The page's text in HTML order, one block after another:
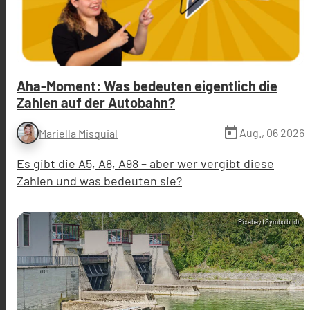
Aha-Moment: Was bedeuten eigentlich die
Zahlen auf der Autobahn?
Mariella Misquial today Aug., 06 2026
Es gibt die A5, A8, A98 – aber wer vergibt diese
Zahlen und was bedeuten sie?
Pixabay (Symbolbild)